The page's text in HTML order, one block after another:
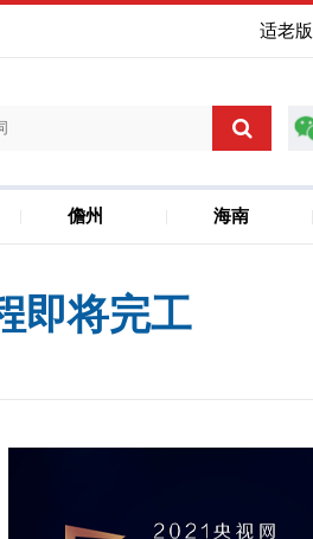
适老版
儋州 海南
即将完工